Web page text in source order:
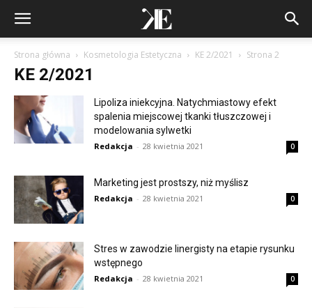
Strona główna Kosmetologia Estetyczna KE 2/2021 Strona 2
KE 2/2021
Lipoliza iniekcyjna. Natychmiastowy efekt
spalenia miejscowej tkanki tłuszczowej i
modelowania sylwetki
Redakcja - 28 kwietnia 2021 0
Marketing jest prostszy, niż myślisz
Redakcja - 28 kwietnia 2021 0
Stres w zawodzie linergisty na etapie rysunku
wstępnego
Redakcja - 28 kwietnia 2021 0